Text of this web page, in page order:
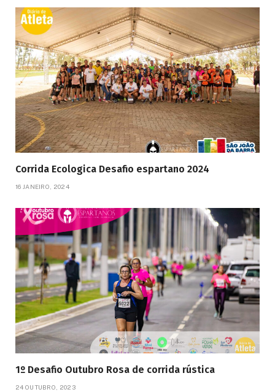
Corrida Ecologica Desafio espartano 2024
16 JANEIRO, 2024
1º Desafio Outubro Rosa de corrida rústica
24 OUTUBRO, 2023